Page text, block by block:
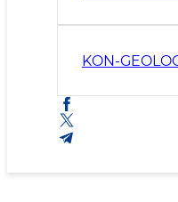
KON-